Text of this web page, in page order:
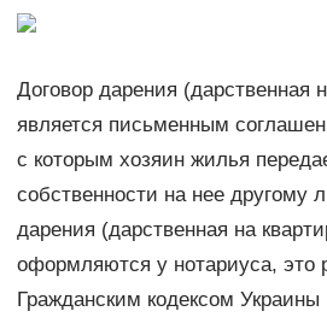
Договор дарения (дарственная
является письменным
с которым хозяин жилья
собственности на нее другому
дарения (дарственная на
оформляются у нотариуса, это
Гражданским кодексом Украины